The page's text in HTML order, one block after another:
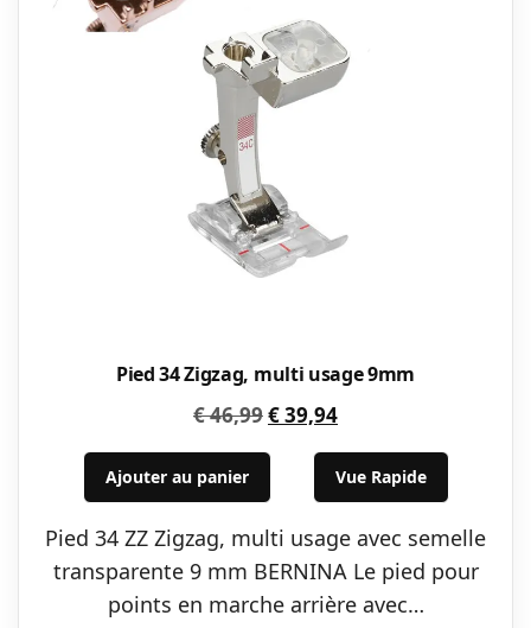
Pied 34 Zigzag, multi usage 9mm
€46,99Le
était :
€ 46,99.
€39,94Le
actuel
est :
€ 39,94.
Ajouter au panier Vue Rapide
Pied 34 ZZ Zigzag, multi usage avec semelle
transparente 9 mm BERNINA Le pied pour
points en marche arrière avec…